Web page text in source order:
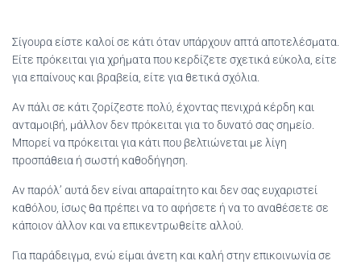
Σίγουρα είστε καλοί σε κάτι όταν υπάρχουν απτά αποτελέσματα.
Είτε πρόκειται για χρήματα που κερδίζετε σχετικά εύκολα, είτε
για επαίνους και βραβεία, είτε για θετικά σχόλια.
Αν πάλι σε κάτι ζορίζεστε πολύ, έχοντας πενιχρά κέρδη και
ανταμοιβή, μάλλον δεν πρόκειται για το δυνατό σας σημείο.
Μπορεί να πρόκειται για κάτι που βελτιώνεται με λίγη
προσπάθεια ή σωστή καθοδήγηση.
Αν παρόλ’ αυτά δεν είναι απαραίτητο και δεν σας ευχαριστεί
καθόλου, ίσως θα πρέπει να το αφήσετε ή να το αναθέσετε σε
κάποιον άλλον και να επικεντρωθείτε αλλού.
Για παράδειγμα, ενώ είμαι άνετη και καλή στην επικοινωνία σε